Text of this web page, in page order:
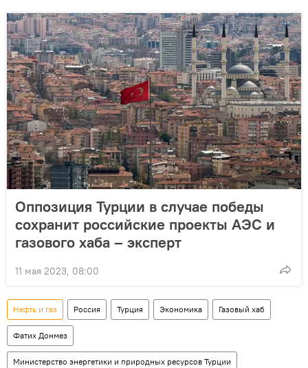
Оппозиция Турции в случае победы
сохранит российские проекты АЭС и
газового хаба – эксперт
11 мая 2023, 08:00
Нефть и газ Россия Турция Экономика Газовый хаб
Фатих Донмез
Министерство энергетики и природных ресурсов Турции